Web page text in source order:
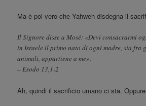
Ma è poi vero che Yahweh disdegna il
Il Signore disse a Mosè: «Devi consacrarmi
in Israele il primo nato di ogni madre, sia fra
animali, appartiene a me».
– Esodo 13,1-2
Ah, quindi il sacrificio umano ci sta.